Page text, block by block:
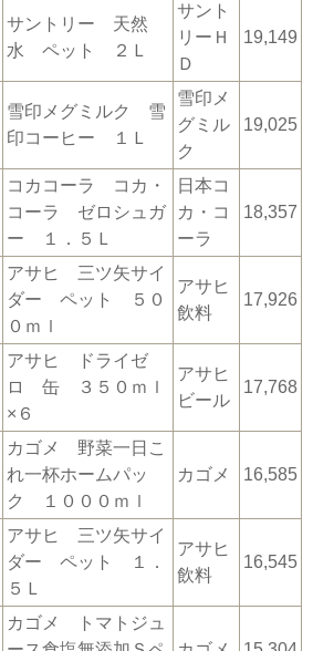
サントリー 天然
水 ペット ２Ｌ
サント
リーＨ
Ｄ
19,149
雪印メグミルク 雪
印コーヒー １Ｌ
雪印メ
グミル
ク
19,025
コカコーラ コカ・
コーラ ゼロシュガ
ー １．５Ｌ
日本コ
カ・コ
ーラ
18,357
アサヒ 三ツ矢サイ
ダー ペット ５０
０ｍｌ
アサヒ
飲料
17,926
アサヒ ドライゼ
ロ 缶 ３５０ｍｌ
×６
アサヒ
ビール
17,768
カゴメ 野菜一日こ
れ一杯ホームパッ
ク １０００ｍｌ
カゴメ 16,585
アサヒ 三ツ矢サイ
ダー ペット １．
５Ｌ
アサヒ
飲料
16,545
カゴメ トマトジュ